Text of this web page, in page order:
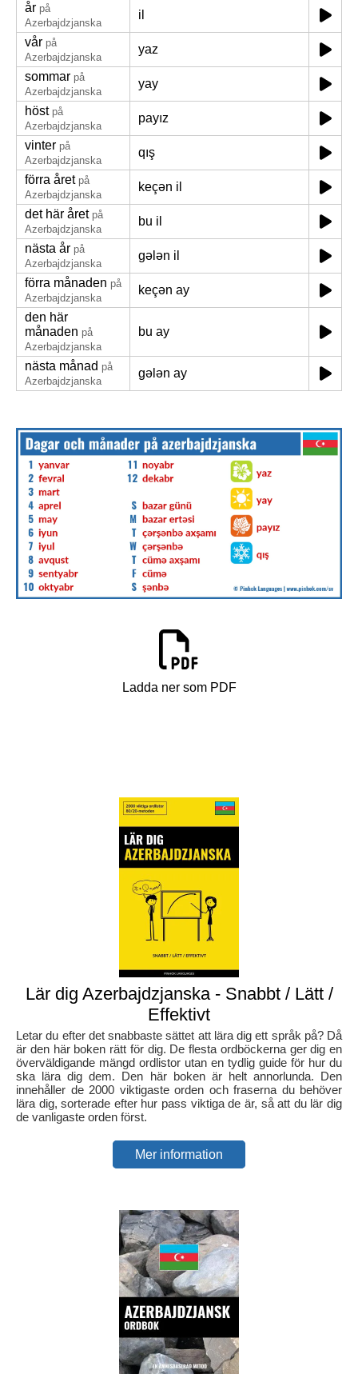
år på
Azerbajdzjanska
il
vår på
Azerbajdzjanska
yaz
sommar på
Azerbajdzjanska
yay
höst på
Azerbajdzjanska
payız
vinter på
Azerbajdzjanska
qış
förra året på
Azerbajdzjanska
keçən il
det här året på
Azerbajdzjanska
bu il
nästa år på
Azerbajdzjanska
gələn il
förra månaden på
Azerbajdzjanska
keçən ay
den här
månaden på
Azerbajdzjanska
bu ay
nästa månad på
Azerbajdzjanska
gələn ay
Ladda ner som PDF
Lär dig Azerbajdzjanska - Snabbt / Lätt /
Effektivt
Letar du efter det snabbaste sättet att lära dig ett språk på? Då
är den här boken rätt för dig. De flesta ordböckerna ger dig en
överväldigande mängd ordlistor utan en tydlig guide för hur du
ska lära dig dem. Den här boken är helt annorlunda. Den
innehåller de 2000 viktigaste orden och fraserna du behöver
lära dig, sorterade efter hur pass viktiga de är, så att du lär dig
de vanligaste orden först.
Mer information